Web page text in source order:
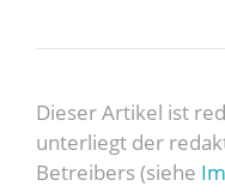
Dieser Artikel ist
unterliegt der
Betreibers (siehe